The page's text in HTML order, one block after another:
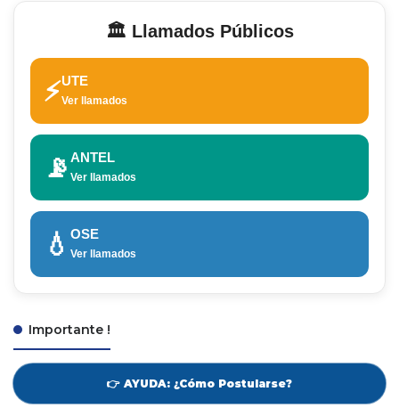
🏛️ Llamados Públicos
⚡UTE
Ver llamados
📡 ANTEL
Ver llamados
💧 OSE
Ver llamados
Importante !
👉 AYUDA: ¿Cómo Postularse?